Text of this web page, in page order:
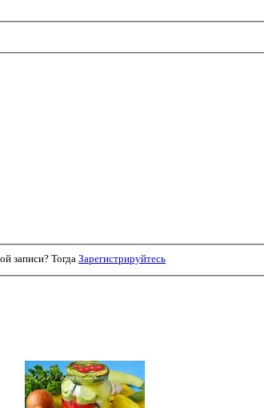
записи? Тогда Зарегистрируйтесь